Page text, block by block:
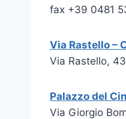
fax +39 0481
Via Rastello –
Via Rastello,
Palazzo del
Via Giorgio